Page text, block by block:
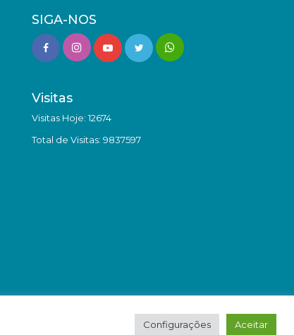
SIGA-NOS
Visitas
Visitas Hoje: 12674
Total de Visitas: 9837597
Configurações Aceitar